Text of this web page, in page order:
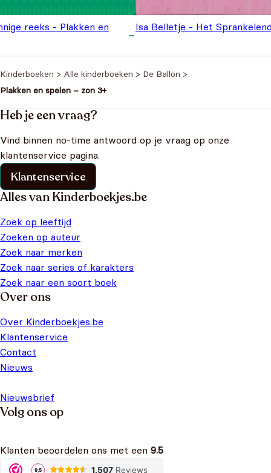
reeks - Plakken en
Oorspronkelijke
€4,99.€3,99.
Isa Belletje - Het
€4,99.
Kinderboeken > Alle kinderboeken > De Ballon >
Plakken en spelen – zon 3+
Heb je een vraag?
Vind binnen no-time antwoord op je vraag op onze
klantenservice pagina.
Klantenservice
Alles van Kinderboekjes.be
Zoek op leeftijd
Zoeken op auteur
Zoek naar merken
Zoek naar series of karakters
Zoek naar een soort boek
Over ons
Over Kinderboekjes.be
Klantenservice
Contact
Nieuws
Nieuwsbrief
Volg ons op
Klanten beoordelen ons met een 9.5